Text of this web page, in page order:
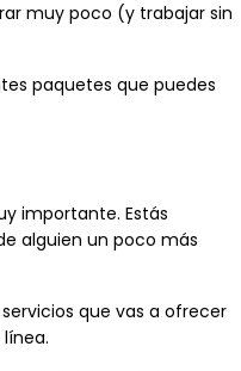
muy poco (y trabajar sin
paquetes que puedes
importante. Estás
alguien un poco más
que vas a ofrecer